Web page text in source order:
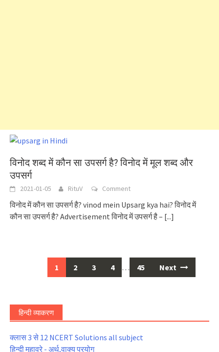
विनोद शब्द में कौन सा उपसर्ग है? विनोद में मूल शब्द और
उपसर्ग
2021-01-05 RituV Comment
विनोद में कौन सा उपसर्ग है? vinod mein Upsarg kya hai? विनोद में
कौन सा उपसर्ग है? Advertisement विनोद में उपसर्ग है – [...]
navigation
1 2 3 4 … 45 Next
हिन्दी व्याकरण
क्लास 3 से 12 NCERT Solutions all subject
हिन्दी मुहावरे - अर्थ,वाक्य प्रयोग